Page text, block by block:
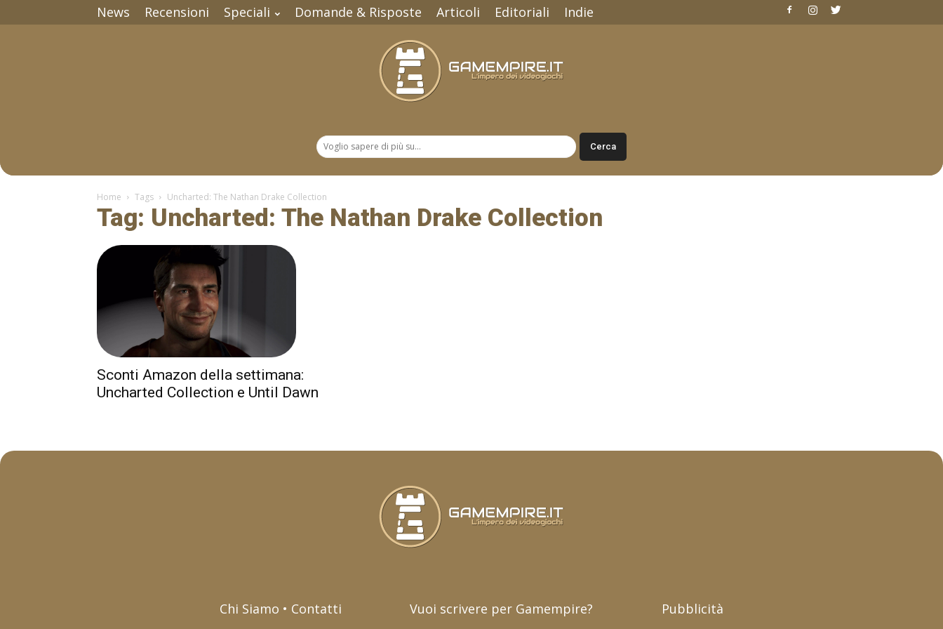
News Recensioni Speciali Domande & Risposte Articoli Editoriali Indie
Home Tags Uncharted: The Nathan Drake Collection
Tag: Uncharted: The Nathan Drake Collection
Sconti Amazon della settimana:
Uncharted Collection e Until Dawn
Chi Siamo • Contatti Vuoi scrivere per Gamempire? Pubblicità